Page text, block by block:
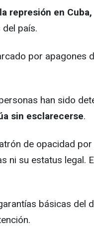
represión en
país.
por
han sido
sin esclarecerse.
de opacidad
ni su estatus
básicas